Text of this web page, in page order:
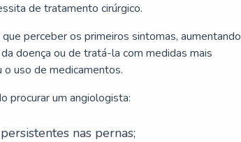
de tratamento cirúrgico.
perceber os primeiros sintomas, aumentando
doença ou de tratá-la com medidas mais
uso de medicamentos.
procurar um angiologista:
nas pernas;